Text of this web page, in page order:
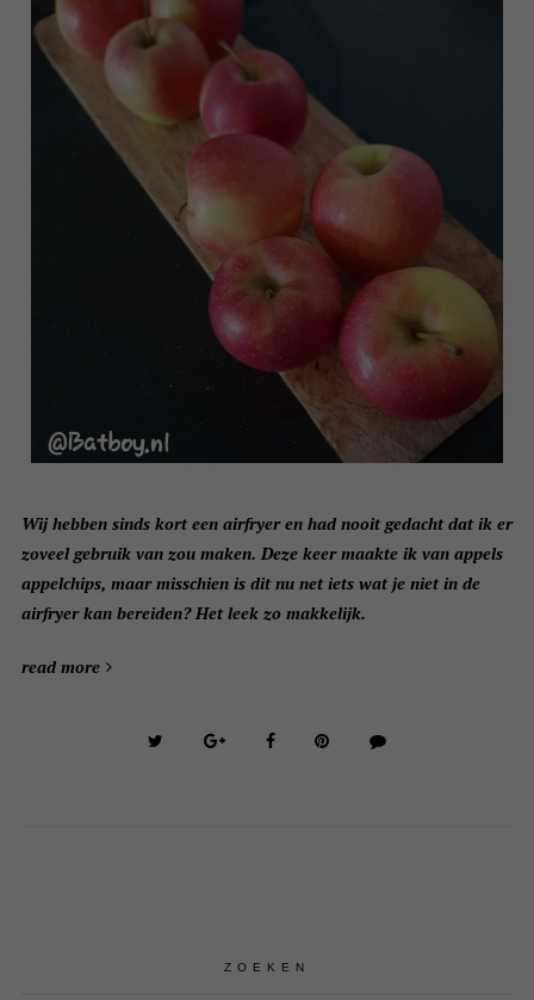
Wij hebben sinds kort een airfryer en had nooit gedacht dat ik er
zoveel gebruik van zou maken. Deze keer maakte ik van appels
appelchips, maar misschien is dit nu net iets wat je niet in de
airfryer kan bereiden? Het leek zo makkelijk.
read more
ZOEKEN